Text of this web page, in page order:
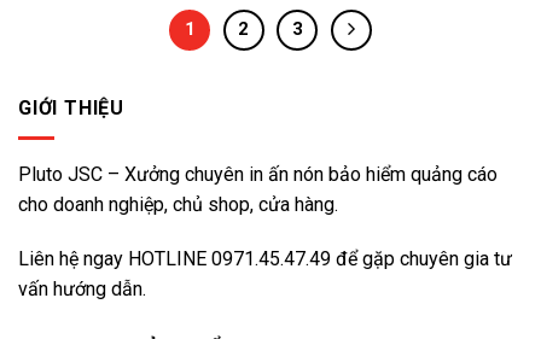
1 2 3
GIỚI THIỆU
Pluto JSC – Xưởng chuyên in ấn nón bảo hiểm quảng cáo
cho doanh nghiệp, chủ shop, cửa hàng.
Liên hệ ngay HOTLINE 0971.45.47.49 để gặp chuyên gia tư
vấn hướng dẫn.